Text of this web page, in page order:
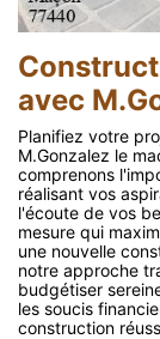
avec
Planifiez votre
M.Gonzalez le
comprenons
réalisant vos
l'écoute de vos
mesure qui
une nouvelle
notre approche
budgétiser
les soucis
construction